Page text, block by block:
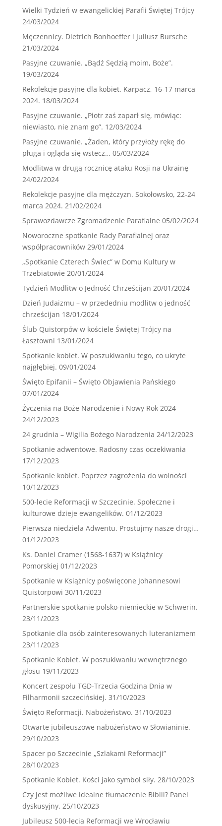
Wielki Tydzień w ewangelickiej Parafii Świętej Trójcy
24/03/2024
Męczennicy. Dietrich Bonhoeffer i Juliusz Bursche
21/03/2024
Pasyjne czuwanie. „Bądź Sędzią moim, Boże”.
19/03/2024
Rekolekcje pasyjne dla kobiet. Karpacz, 16-17 marca
2024. 18/03/2024
Pasyjne czuwanie. „Piotr zaś zaparł się, mówiąc:
niewiasto, nie znam go”. 12/03/2024
Pasyjne czuwanie. „Żaden, który przyłoży rękę do
pługa i ogląda się wstecz… 05/03/2024
Modlitwa w drugą rocznicę ataku Rosji na Ukrainę
24/02/2024
Rekolekcje pasyjne dla mężczyzn. Sokołowsko, 22-24
marca 2024. 21/02/2024
Sprawozdawcze Zgromadzenie Parafialne 05/02/2024
Noworoczne spotkanie Rady Parafialnej oraz
współpracowników 29/01/2024
„Spotkanie Czterech Świec” w Domu Kultury w
Trzebiatowie 20/01/2024
Tydzień Modlitw o Jedność Chrześcijan 20/01/2024
Dzień Judaizmu – w przededniu modlitw o jedność
chrześcijan 18/01/2024
Ślub Quistorpów w kościele Świętej Trójcy na
Łasztowni 13/01/2024
Spotkanie kobiet. W poszukiwaniu tego, co ukryte
najgłębiej. 09/01/2024
Święto Epifanii – Święto Objawienia Pańskiego
07/01/2024
Życzenia na Boże Narodzenie i Nowy Rok 2024
24/12/2023
24 grudnia – Wigilia Bożego Narodzenia 24/12/2023
Spotkanie adwentowe. Radosny czas oczekiwania
17/12/2023
Spotkanie kobiet. Poprzez zagrożenia do wolności
10/12/2023
500-lecie Reformacji w Szczecinie. Społeczne i
kulturowe dzieje ewangelików. 01/12/2023
Pierwsza niedziela Adwentu. Prostujmy nasze drogi…
01/12/2023
Ks. Daniel Cramer (1568-1637) w Książnicy
Pomorskiej 01/12/2023
Spotkanie w Książnicy poświęcone Johannesowi
Quistorpowi 30/11/2023
Partnerskie spotkanie polsko-niemieckie w Schwerin.
23/11/2023
Spotkanie dla osób zainteresowanych luteranizmem
23/11/2023
Spotkanie Kobiet. W poszukiwaniu wewnętrznego
głosu 19/11/2023
Koncert zespołu TGD-Trzecia Godzina Dnia w
Filharmonii szczecińskiej. 31/10/2023
Święto Reformacji. Nabożeństwo. 31/10/2023
Otwarte jubileuszowe nabożeństwo w Słowianinie.
29/10/2023
Spacer po Szczecinie „Szlakami Reformacji”
28/10/2023
Spotkanie Kobiet. Kości jako symbol siły. 28/10/2023
Czy jest możliwe idealne tłumaczenie Biblii? Panel
dyskusyjny. 25/10/2023
Jubileusz 500-lecia Reformacji we Wrocławiu